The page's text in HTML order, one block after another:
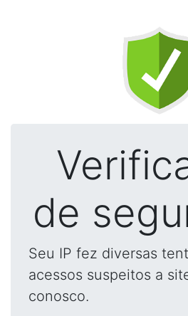
de
Seu IP fez diversas
acessos suspeitos a
conosco.